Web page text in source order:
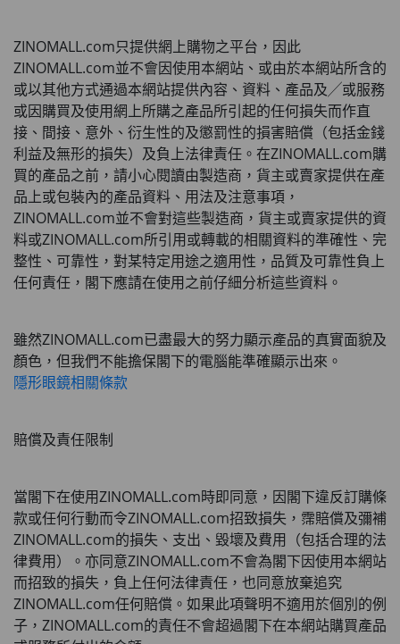
ZINOMALL.com只提供網上購物之平台，因此
ZINOMALL.com並不會因使用本網站、或由於本網站所含的
或以其他方式通過本網站提供內容、資料、產品及╱或服務
或因購買及使用網上所購之產品所引起的任何損失而作直
接、間接、意外、衍生性的及懲罰性的損害賠償（包括金錢
利益及無形的損失）及負上法律責任。在ZINOMALL.com購
買的產品之前，請小心閱讀由製造商，貨主或賣家提供在產
品上或包裝內的產品資料、用法及注意事項，
ZINOMALL.com並不會對這些製造商，貨主或賣家提供的資
料或ZINOMALL.com所引用或轉載的相關資料的準確性、完
整性、可靠性，對某特定用途之適用性，品質及可靠性負上
任何責任，閣下應請在使用之前仔細分析這些資料。
雖然ZINOMALL.com已盡最大的努力顯示產品的真實面貌及
隱形眼鏡相關條款
賠償及責任限制
當閣下在使用ZINOMALL.com時即同意，因閣下違反訂購條
款或任何行動而令ZINOMALL.com招致損失，霈賠償及彌補
ZINOMALL.com的損失、支出、毀壞及費用（包括合理的法
律費用）。亦同意ZINOMALL.com不會為閣下因使用本網站
而招致的損失，負上任何法律責任，也同意放棄追究
ZINOMALL.com任何賠償。如果此項聲明不適用於個別的例
子， ZINOMALL.com的責任不會超過閣下在本網站購買產品